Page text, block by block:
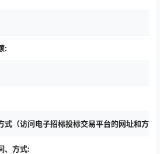
:
式（访问电子招标投标交易平台的网址和方法
、方式: